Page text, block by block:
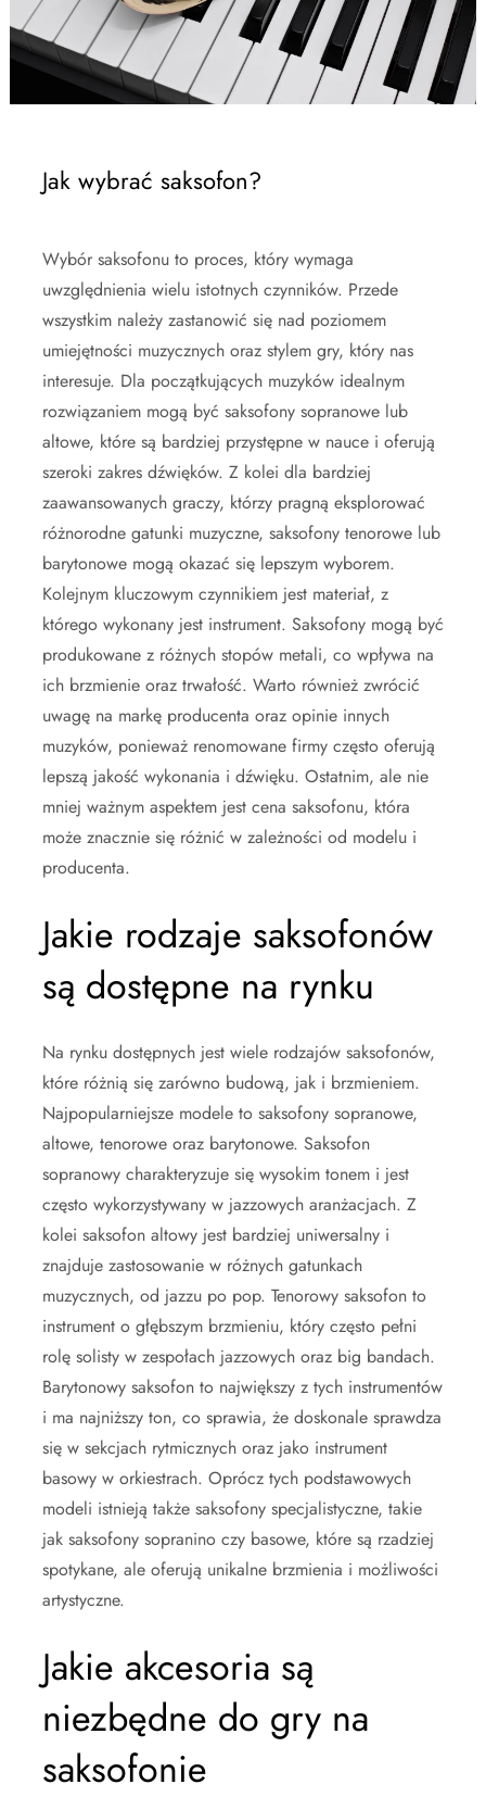
Jak wybrać saksofon?
Wybór saksofonu to proces, który wymaga
uwzględnienia wielu istotnych czynników. Przede
wszystkim należy zastanowić się nad poziomem
umiejętności muzycznych oraz stylem gry, który nas
interesuje. Dla początkujących muzyków idealnym
rozwiązaniem mogą być saksofony sopranowe lub
altowe, które są bardziej przystępne w nauce i oferują
szeroki zakres dźwięków. Z kolei dla bardziej
zaawansowanych graczy, którzy pragną eksplorować
różnorodne gatunki muzyczne, saksofony tenorowe lub
barytonowe mogą okazać się lepszym wyborem.
Kolejnym kluczowym czynnikiem jest materiał, z
którego wykonany jest instrument. Saksofony mogą być
produkowane z różnych stopów metali, co wpływa na
ich brzmienie oraz trwałość. Warto również zwrócić
uwagę na markę producenta oraz opinie innych
muzyków, ponieważ renomowane firmy często oferują
lepszą jakość wykonania i dźwięku. Ostatnim, ale nie
mniej ważnym aspektem jest cena saksofonu, która
może znacznie się różnić w zależności od modelu i
producenta.
Jakie rodzaje saksofonów
są dostępne na rynku
Na rynku dostępnych jest wiele rodzajów saksofonów,
które różnią się zarówno budową, jak i brzmieniem.
Najpopularniejsze modele to saksofony sopranowe,
altowe, tenorowe oraz barytonowe. Saksofon
sopranowy charakteryzuje się wysokim tonem i jest
często wykorzystywany w jazzowych aranżacjach. Z
kolei saksofon altowy jest bardziej uniwersalny i
znajduje zastosowanie w różnych gatunkach
muzycznych, od jazzu po pop. Tenorowy saksofon to
instrument o głębszym brzmieniu, który często pełni
rolę solisty w zespołach jazzowych oraz big bandach.
Barytonowy saksofon to największy z tych instrumentów
i ma najniższy ton, co sprawia, że doskonale sprawdza
się w sekcjach rytmicznych oraz jako instrument
basowy w orkiestrach. Oprócz tych podstawowych
modeli istnieją także saksofony specjalistyczne, takie
jak saksofony sopranino czy basowe, które są rzadziej
spotykane, ale oferują unikalne brzmienia i możliwości
artystyczne.
Jakie akcesoria są
niezbędne do gry na
saksofonie